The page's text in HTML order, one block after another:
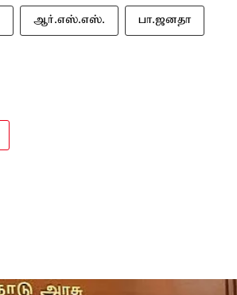
ஆர்.எஸ்.எஸ். பா.ஜனதா